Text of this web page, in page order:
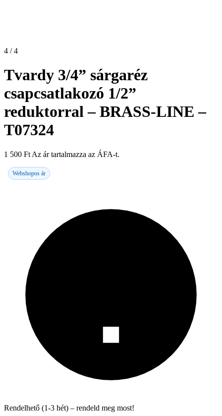
4 / 4
Tvardy 3/4” sárgaréz
csapcsatlakozó 1/2”
reduktorral – BRASS-LINE –
T07324
1 500 Ft Az ár tartalmazza az ÁFA-t.
Webshopos ár
Rendelhető (1-3 hét) – rendeld meg most!